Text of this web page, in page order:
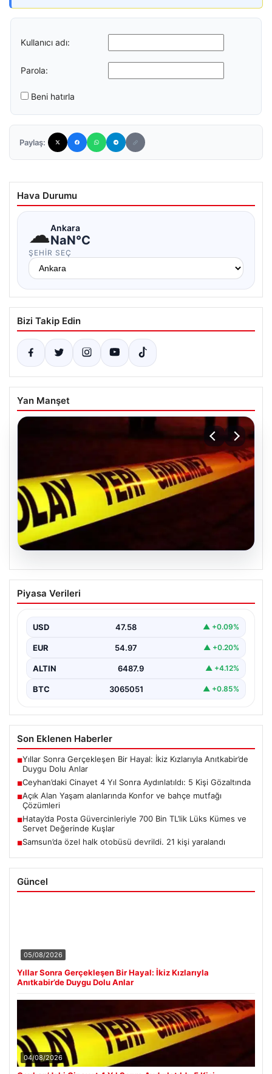
Kullanıcı adı:
Parola:
Beni hatırla
Paylaş:
Hava Durumu
☁Ankara
NaN°C
ŞEHIR SEÇ
Bizi Takip Edin
Yan Manşet
Ceyhan’daki Cinayet 4 Yıl Sonra
Aydınlatıldı: 5 Kişi Gözaltında
uzun süredir çözülemeyen silahlı cinayet olayı,
kapsamlı…
Piyasa Verileri
USD 47.58 ▲ +0.09%
EUR 54.97 ▲ +0.20%
ALTIN 6487.9 ▲ +4.12%
BTC 3065051 ▲ +0.85%
Son Eklenen Haberler
■Yıllar Sonra Gerçekleşen Bir Hayal: İkiz Kızlarıyla Anıtkabir’de
Duygu Dolu Anlar
■Ceyhan’daki Cinayet 4 Yıl Sonra Aydınlatıldı: 5 Kişi Gözaltında
■Açık Alan Yaşam alanlarında Konfor ve bahçe mutfağı
Çözümleri
■Hatay’da Posta Güvercinleriyle 700 Bin TL’lik Lüks Kümes ve
Servet Değerinde Kuşlar
■Samsun’da özel halk otobüsü devrildi. 21 kişi yaralandı
Güncel
05/08/2026
Yıllar Sonra Gerçekleşen Bir Hayal: İkiz Kızlarıyla
Anıtkabir’de Duygu Dolu Anlar
04/08/2026